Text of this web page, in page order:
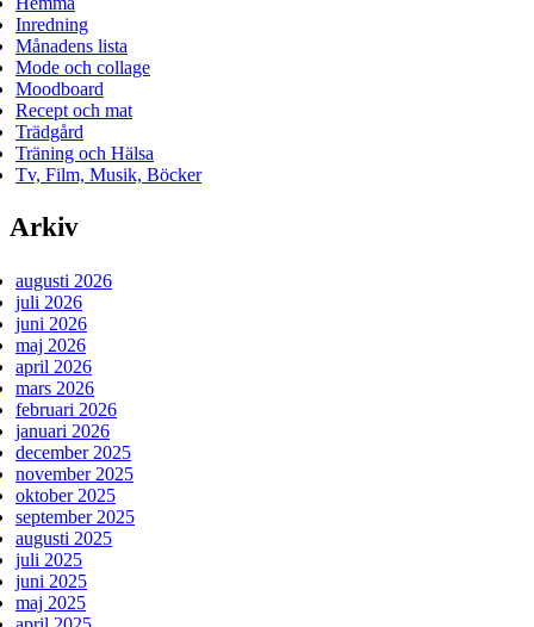
Inredning
Månadens lista
Mode och collage
Moodboard
Recept och mat
Trädgård
Träning och Hälsa
Tv, Film, Musik, Böcker
Arkiv
augusti 2026
juli 2026
juni 2026
maj 2026
april 2026
mars 2026
februari 2026
januari 2026
december 2025
november 2025
oktober 2025
september 2025
augusti 2025
juli 2025
juni 2025
maj 2025